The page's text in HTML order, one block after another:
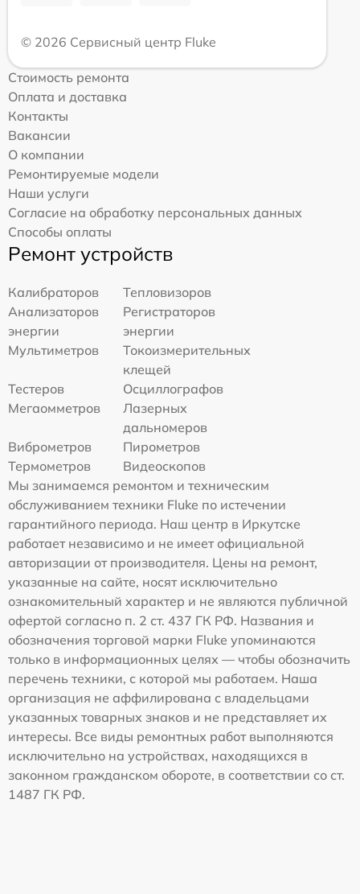
© 2026 Сервисный центр Fluke
Стоимость ремонта
Оплата и доставка
Контакты
Вакансии
О компании
Ремонтируемые модели
Наши услуги
Согласие на обработку персональных данных
Способы оплаты
Ремонт устройств
Калибраторов
Тепловизоров
Анализаторов
энергии
Регистраторов
энергии
Мультиметров
Токоизмерительных
клещей
Тестеров
Осциллографов
Мегаомметров
Лазерных
дальномеров
Виброметров
Пирометров
Термометров
Видеоскопов
Мы занимаемся ремонтом и техническим
обслуживанием техники Fluke по истечении
гарантийного периода. Наш центр в Иркутске
работает независимо и не имеет официальной
авторизации от производителя. Цены на ремонт,
указанные на сайте, носят исключительно
ознакомительный характер и не являются публичной
офертой согласно п. 2 ст. 437 ГК РФ. Названия и
обозначения торговой марки Fluke упоминаются
только в информационных целях — чтобы обозначить
перечень техники, с которой мы работаем. Наша
организация не аффилирована с владельцами
указанных товарных знаков и не представляет их
интересы. Все виды ремонтных работ выполняются
исключительно на устройствах, находящихся в
законном гражданском обороте, в соответствии со ст.
1487 ГК РФ.